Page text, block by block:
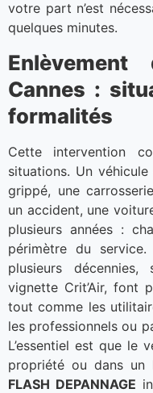
votre part n’est
quelques minutes.
Enlèvement
Cannes :
formalités
Cette intervention
situations. Un
grippé, une
un accident, une
plusieurs années :
périmètre du
plusieurs
vignette Crit’Air, font
tout comme les
les professionnels ou
L’essentiel est que le
propriété ou dans
FLASH DEPANNAGE